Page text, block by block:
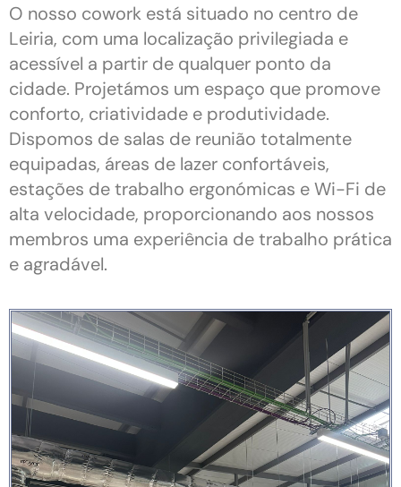
O nosso cowork está situado no centro de
Leiria, com uma localização privilegiada e
acessível a partir de qualquer ponto da
cidade. Projetámos um espaço que promove
conforto, criatividade e produtividade.
Dispomos de salas de reunião totalmente
equipadas, áreas de lazer confortáveis,
estações de trabalho ergonómicas e Wi-Fi de
alta velocidade, proporcionando aos nossos
membros uma experiência de trabalho prática
e agradável.